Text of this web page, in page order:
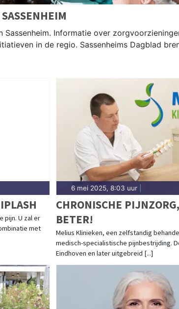
Informatie over
in de regio. Sassenheims Dagblad
pijn. U zal er
met
6 mei 2025, 8:03 uur|
CHRONISCHE
BETER!
Melius Klinieken, een zelfstandig
medisch-specialistische pijnbestrijding.
Eindhoven en later uitgebreid [...]